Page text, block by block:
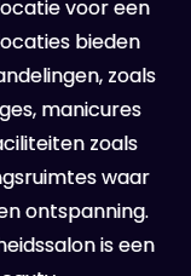
voor een
bieden
zoals
manicures
zoals
waar
ontspanning.
is een